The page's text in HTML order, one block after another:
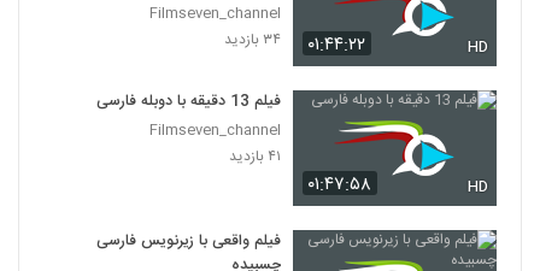
۰۱:۴۴:۲۲ HD
Filmseven_channel
۳۴ بازدید
۰۱:۴۷:۵۸ HD
فیلم 13 دقیقه با دوبله فارسی
Filmseven_channel
۴۱ بازدید
فیلم واقعی با زیرنویس فارسی
چسبیده